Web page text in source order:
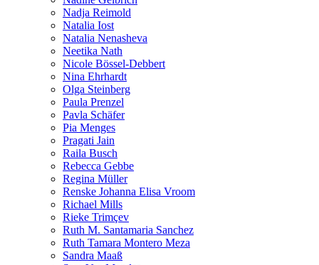
Nadja Reimold
Natalia Iost
Natalia Nenasheva
Neetika Nath
Nicole Bössel-Debbert
Nina Ehrhardt
Olga Steinberg
Paula Prenzel
Pavla Schäfer
Pia Menges
Pragati Jain
Raila Busch
Rebecca Gebbe
Regina Müller
Renske Johanna Elisa Vroom
Richael Mills
Rieke Trimçev
Ruth M. Santamaria Sanchez
Ruth Tamara Montero Meza
Sandra Maaß